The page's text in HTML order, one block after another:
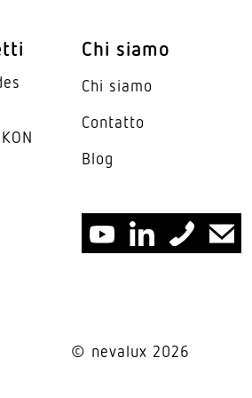
Chi siamo
Chi siamo
Contatto
Blog
© nevalux 2026